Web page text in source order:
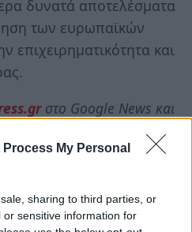
Process My Personal
sharing to third parties, or
sensitive information for
δυνατά αποτελέσματα
των ευρωπαϊκών
επιχειρηματικότητα και
στο Google News και